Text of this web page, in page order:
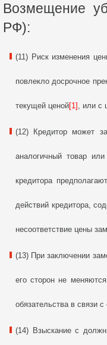
Возмещение
РФ):
(11) Риск изменения
повлекло досрочное
текущей ценой[1] , или с
(12) Кредитор может
аналогичный товар
кредитора
действий кредитора,
несоответствие цены
(13) При заключении
его сторон не
обязательства в связи
(14) Взыскание с